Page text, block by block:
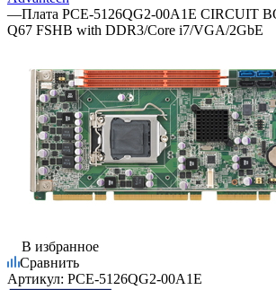
—Плата PCE-5126QG2-00A1E CIRCUIT
Q67 FSHB with DDR3/Core i7/VGA/2GbE
В избранное
Сравнить
Артикул: PCE-5126QG2-00A1E